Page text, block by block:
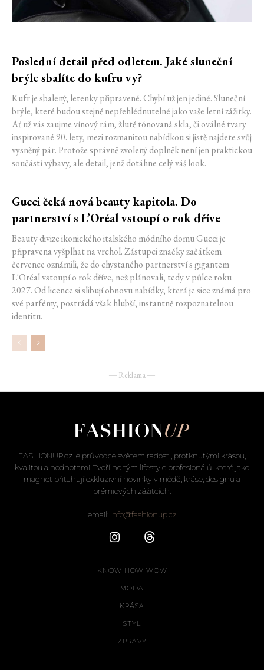
Poslední detail před odletem. Jaké sluneční
brýle sbalíte do kufru vy?
Kufr je sbalený, letenky připravené. Chybí už jen jediné. Sluneční
brýle, které budou stejně nepřehlédnutelné jako vaše letní zážitky.
Ať už vás zaujme vínový rám, žlutě tónovaná skla, či oválné tvary
inspirované 90. lety, mezi rozmanitou nabídkou si jistě najdete svůj
vysněný pár. Protože správně zvolený doplněk není jen praktickou
součástí výbavy, ale detail, jenž dotáhne celý váš look.
Gucci čeká nová beauty kapitola. Do
partnerství s L’Oréal vstoupí o rok dříve
Beauty divize ikonického italského módního domu Gucci je
připravena vyšplhat na vrchol. Zástupci značky začátkem
července oznámili, že do chystaného partnerství s gigantem
L'Oréal vstoupí o rok dříve, než plánovali, tedy v půlce roku
2027. Od licence si slibují obnovu nabídky, která je sice známá pro
své parfémy, postrádá však hlubší, instantně rozpoznatelnou
identitu.
― Reklama ―
FASHIONUP.cz je průvodce světem radostí, protknutými krásou,
kvalitou a hodnotami. Tvoří ho tým lifestyle profesionálů, které jako
magnet přitahují exkluzivní novinky v módě, kráse, designu a
prémiových zážitcích.
email: info@fashionup.cz
KNOW HOW WOW
MÓDA
KRÁSA
STYL
ZPRÁVY